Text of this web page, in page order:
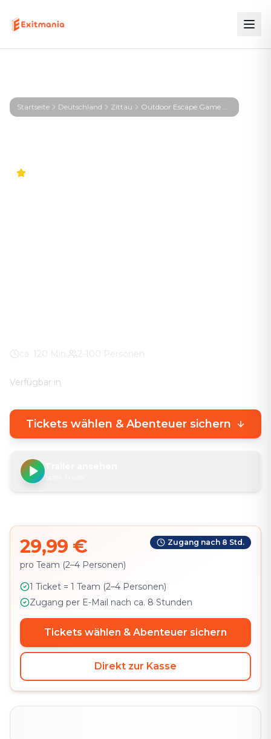
Startseite Deutschland Zittau Outdoor Escape Game Zittau – First Profiler - Zittau
ca. 120 Min. 2-100 Personen
Verfügbar in
Tickets wählen & Abenteuer sichern
29,99 €
pro Team (2–4 Personen)
Zugang nach 8 Std.
1 Ticket = 1 Team (2–4 Personen)
Zugang per E-Mail nach ca. 8 Stunden
Tickets wählen & Abenteuer sichern
Direkt zur Kasse